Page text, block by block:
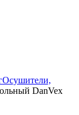
Осушители,
DanVex